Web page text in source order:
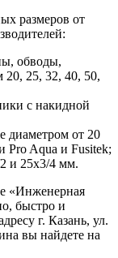
размеров от
обводы,
20, 25, 32, 40, 50,
с накидной
диаметром от 20
Pro Aqua и Fusitek;
и 25х3/4 мм.
«Инженерная
быстро и
г. Казань, ул.
вы найдете на